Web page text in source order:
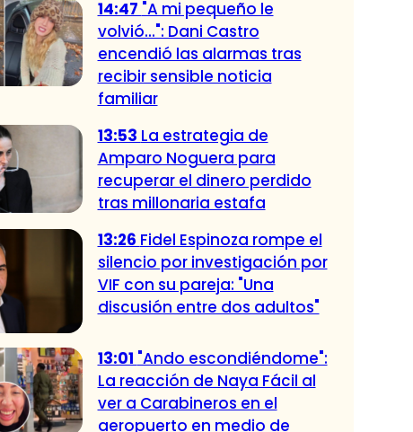
14:47 "A mi pequeño le
volvió...": Dani Castro
encendió las alarmas tras
recibir sensible noticia
familiar
13:53 La estrategia de
Amparo Noguera para
recuperar el dinero perdido
tras millonaria estafa
13:26 Fidel Espinoza rompe el
silencio por investigación por
VIF con su pareja: "Una
discusión entre dos adultos"
13:01 "Ando escondiéndome":
La reacción de Naya Fácil al
ver a Carabineros en el
aeropuerto en medio de